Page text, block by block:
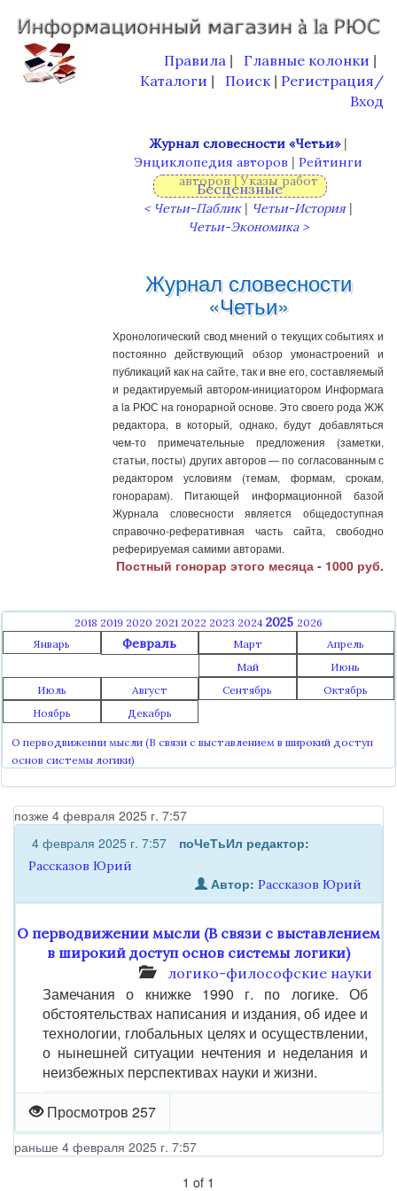
Правила Главные колонки
Каталоги Поиск
Регистрация/
Вход
Журнал словесности «Четьи»|
Энциклопедия авторов | Рейтинги
авторов|Указы работ
< Четьи-Паблик| Четьи-История|
Четьи-Экономика >
Журнал словесности
«Четьи»
Хронологический свод мнений о текущих событиях и
постоянно действующий обзор умонастроений и
публикаций как на сайте, так и вне его, составляемый
и редактируемый автором-инициатором Информага
a la РЮС на гонорарной основе. Это своего рода ЖЖ
редактора, в который, однако, будут добавляться
чем-то примечательные предложения (заметки,
статьи, посты) других авторов — по согласованным с
редактором условиям (темам, формам, срокам,
гонорарам). Питающей информационной базой
Журнала словесности является общедоступная
справочно-реферативная часть сайта, свободно
реферируемая самими авторами.
Постный гонорар этого месяца - 1000 руб.
Бесцензные
редакторы,
2018 2019 2020 2021 2022 2023 2024 2025 2026
Январь
Февраль Март
Апрель
Май
Июнь
Июль
Август Сентябрь
Октябрь
Ноябрь
Декабрь
О перводвижении мысли (В связи с выставлением в широкий доступ
основ системы логики)
позже 4 февраля 2025 г. 7:57
4 февраля 2025 г. 7:57
поЧеТьИл редактор:
Рассказов Юрий
Автор: Рассказов Юрий
О перводвижении мысли (В связи с выставлением
в широкий доступ основ системы логики)
логико-философские науки
Замечания о книжке 1990 г. по логике. Об
обстоятельствах написания и издания, об идее и
технологии, глобальных целях и осуществлении,
о нынешней ситуации нечтения и неделания и
неизбежных перспективах науки и жизни.
Просмотров 257
раньше 4 февраля 2025 г. 7:57
1 of 1